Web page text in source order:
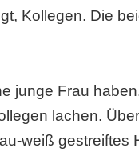
Kollegen. Die
junge Frau
lachen.
weiß gestreiftes